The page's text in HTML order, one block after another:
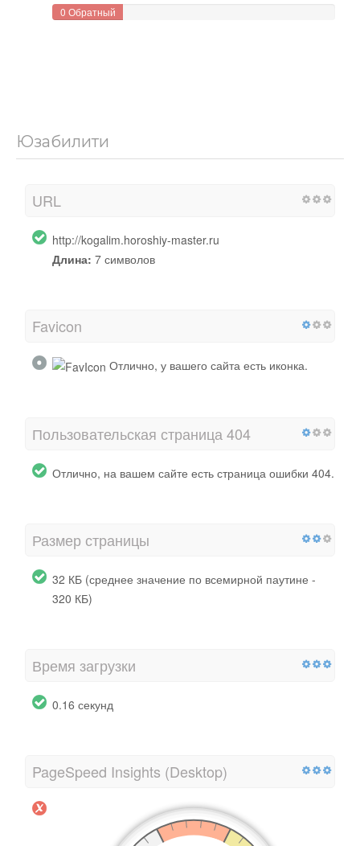
0 Обратный
Юзабилити
URL
http://kogalim.horoshiy-master.ru
Длина: 7 символов
Favicon
Отлично, у вашего сайта есть иконка.
Пользовательская страница 404
Отлично, на вашем сайте есть страница ошибки 404.
Размер страницы
32 КБ (среднее значение по всемирной паутине -
320 КБ)
Время загрузки
0.16 секунд
PageSpeed ​​Insights (Desktop)